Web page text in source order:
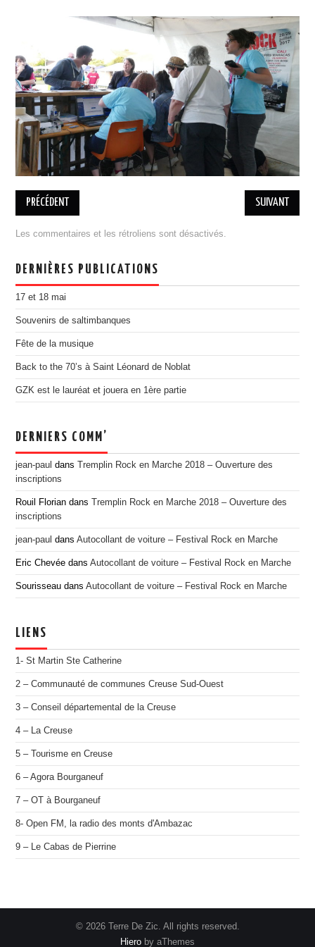
BILLETTERIE 18 MAI COBI
ASSOCIATION
L’ÉQUIPE
ADHÉSION, DON
ESPACE MEMBRES
MENTIONS LÉGALES
DESINSCRIPTION
PARTENAIRES
DEVENIR PARTENAIRE
ILS NOUS ONT SOUTENU
PORTOFOLIO
ÉDITION 2021
EDITION 2017
EDITION 2016
EDITION 2015
EDITION 2014
EDITION 2012
CONTACT
PRÉCÉDENT SUIVANT
Les commentaires et les rétroliens sont désactivés.
DERNIÈRES PUBLICATIONS
17 et 18 mai
Souvenirs de saltimbanques
Fête de la musique
Back to the 70’s à Saint Léonard de Noblat
GZK est le lauréat et jouera en 1ère partie
DERNIERS COMM’
jean-paul dansTremplin Rock en Marche 2018 – Ouverture des
inscriptions
Rouil Florian dansTremplin Rock en Marche 2018 – Ouverture des
inscriptions
jean-paul dansAutocollant de voiture – Festival Rock en Marche
Eric Chevée dansAutocollant de voiture – Festival Rock en Marche
Sourisseau dansAutocollant de voiture – Festival Rock en Marche
LIENS
1- St Martin Ste Catherine
2 – Communauté de communes Creuse Sud-Ouest
3 – Conseil départemental de la Creuse
4 – La Creuse
5 – Tourisme en Creuse
6 – Agora Bourganeuf
7 – OT à Bourganeuf
8- Open FM, la radio des monts d'Ambazac
9 – Le Cabas de Pierrine
© 2026 Terre De Zic. All rights reserved.
Hiero by aThemes